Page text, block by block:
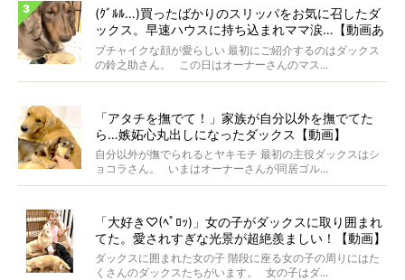
(ｸﾞﾙﾙ…)買ったばかりのスリッパをお気に召したダ
ックス。早速ハウスに持ち込まれママ涙…【動画あ
り】
ブチャイクな顔が愛らしい 最初にご紹介するのはダックス
の鈴之助さん。 この日はオーナーさんのマス...
「アタチを撫でて！」家族が自分以外を撫でてた
ら…嫉妬心丸出しになったダックス【動画】
自分以外が撫でられるとヤキモチ 最初の主役ダックスはシ
ョコラさん。 いまはオーナーさんが同居ゴル...
「大好き♡(ﾍﾟﾛｯ)」女の子がダックスに取り囲まれ
てた。愛されすぎな光景が超絶羨ましい！【動画】
ダックスに囲まれた女の子 階段に座る女の子の周りにはた
くさんのダックスたちがいます。 女の子はダ...